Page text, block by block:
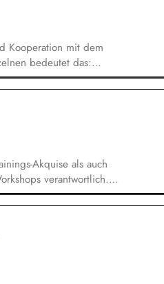
Kooperation mit dem
bedeutet das:
der Geschäftsstelle
und Spenden
Akquise als auch
verantwortlich.
für Trainings
Sportvereine
Eigenständige
Formaten sowie